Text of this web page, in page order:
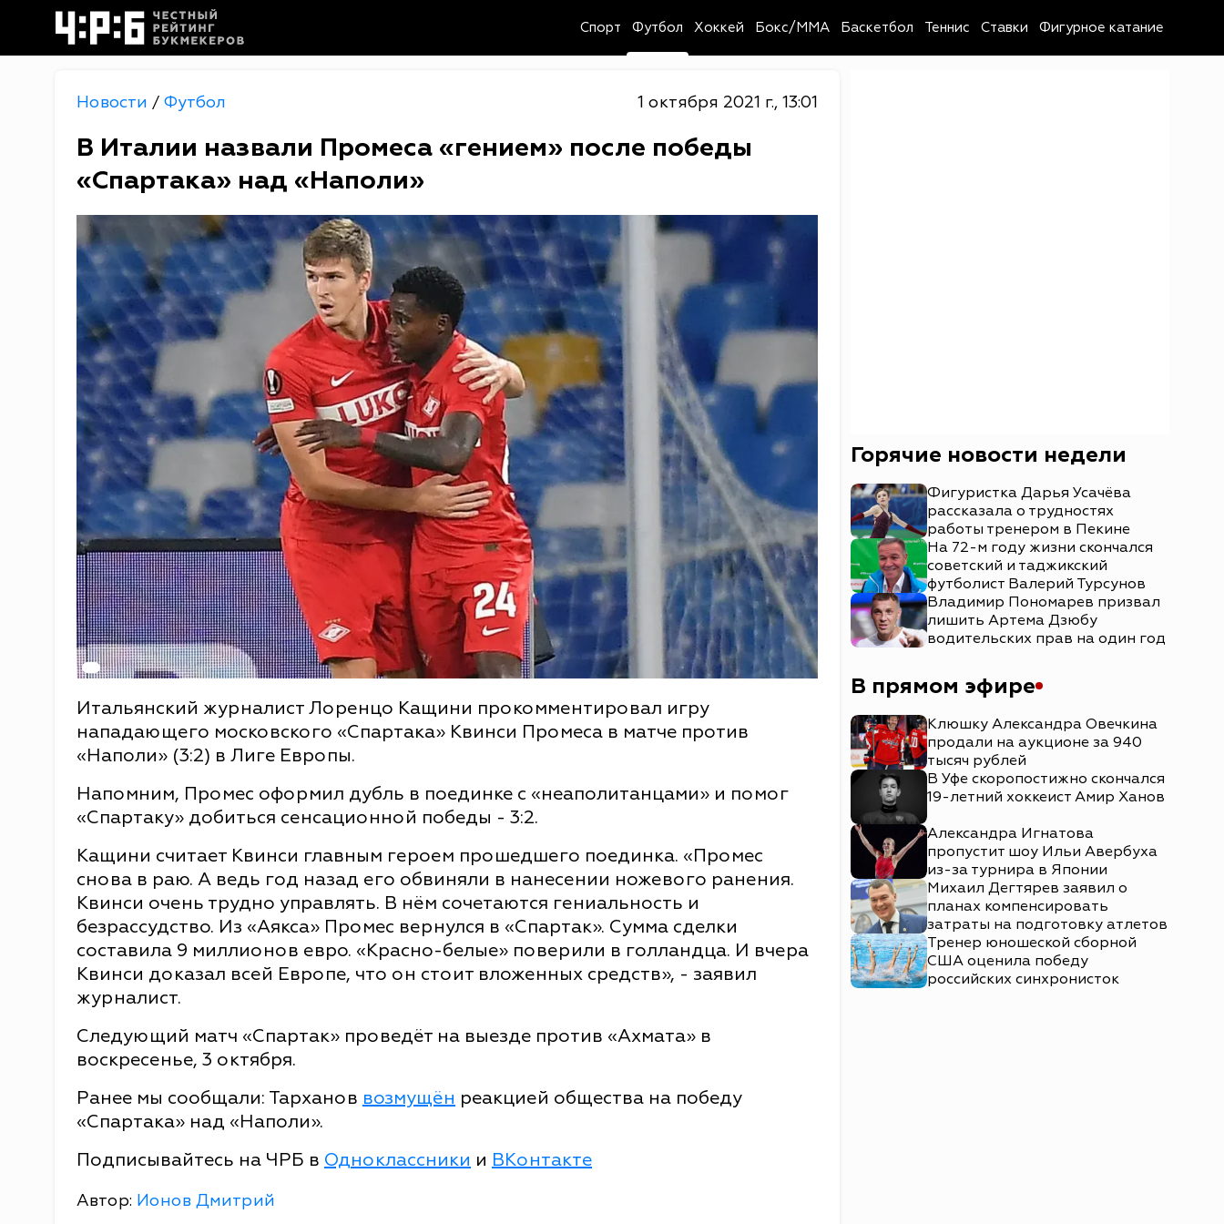
Спорт Футбол Хоккей Бокс/MMA Баскетбол Теннис Ставки Фигурное катание
Новости / Футбол 1 октября 2021 г., 13:01
В Италии назвали Промеса «гением» после победы
«Спартака» над «Наполи»
Итальянский журналист Лоренцо Кащини прокомментировал игру
нападающего московского «Спартака» Квинси Промеса в матче против
«Наполи» (3:2) в Лиге Европы.
Напомним, Промес оформил дубль в поединке с «неаполитанцами» и помог
«Спартаку» добиться сенсационной победы - 3:2.
Кащини считает Квинси главным героем прошедшего поединка. «Промес
снова в раю. А ведь год назад его обвиняли в нанесении ножевого ранения.
Квинси очень трудно управлять. В нём сочетаются гениальность и
безрассудство. Из «Аякса» Промес вернулся в «Спартак». Сумма сделки
составила 9 миллионов евро. «Красно-белые» поверили в голландца. И вчера
Квинси доказал всей Европе, что он стоит вложенных средств», - заявил
журналист.
Следующий матч «Спартак» проведёт на выезде против «Ахмата» в
воскресенье, 3 октября.
Ранее мы сообщали: Тарханов возмущён реакцией общества на победу
«Спартака» над «Наполи».
Подписывайтесь на ЧРБ в Одноклассники и ВКонтакте
Автор: Ионов Дмитрий
Горячие новости недели
Фигуристка Дарья Усачёва
рассказала о трудностях
работы тренером в Пекине
На 72-м году жизни скончался
советский и таджикский
футболист Валерий Турсунов
Владимир Пономарев призвал
лишить Артема Дзюбу
водительских прав на один год
В прямом эфире
Клюшку Александра Овечкина
продали на аукционе за 940
тысяч рублей
В Уфе скоропостижно скончался
19-летний хоккеист Амир Ханов
Александра Игнатова
пропустит шоу Ильи Авербуха
из-за турнира в Японии
Михаил Дегтярев заявил о
планах компенсировать
затраты на подготовку атлетов
Тренер юношеской сборной
США оценила победу
российских синхронисток